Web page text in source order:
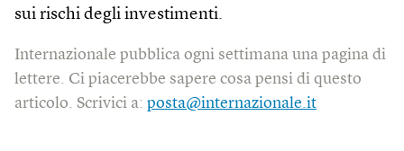
sui rischi degli investimenti.
Internazionale pubblica ogni settimana una pagina di
lettere. Ci piacerebbe sapere cosa pensi di questo
articolo. Scrivici a: posta@internazionale.it